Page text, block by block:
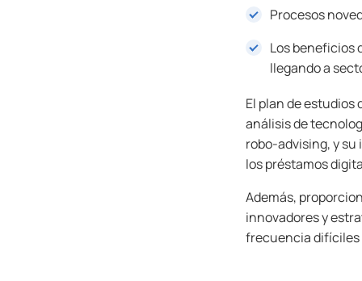
Procesos
Los beneficios
llegando a
El plan de estudios
análisis de
robo-advising, y
los préstamos
Además,
innovadores y
frecuencia